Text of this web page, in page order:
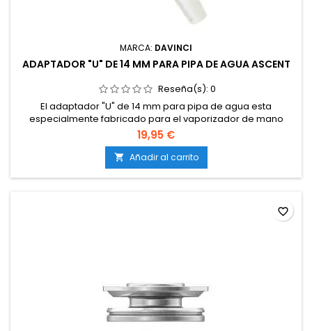
MARCA: DAVINCI
ADAPTADOR "U" DE 14 MM PARA PIPA DE AGUA ASCENT
Reseña(s): 0
El adaptador "U" de 14 mm para pipa de agua esta
especialmente fabricado para el vaporizador de mano
Ascent. Esta pieza 100% de vidrio de forma única nos deja las
manos libres para utilizarlo. Incluye un soporte que permite
mantener el vaporizador sujeto u en posición vertical,
dándonos acceso continuo a la cámara de carga del mismo
para cargarla o...
19,95 €
 Añadir al carrito
favorite_border